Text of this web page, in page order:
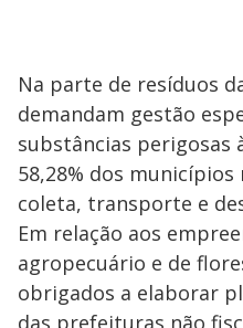
Na parte de resíduos
demandam gestão
substâncias perigosas
58,28% dos
coleta, transporte e
Em relação aos
agropecuário e de
obrigados a elaborar
das prefeituras não